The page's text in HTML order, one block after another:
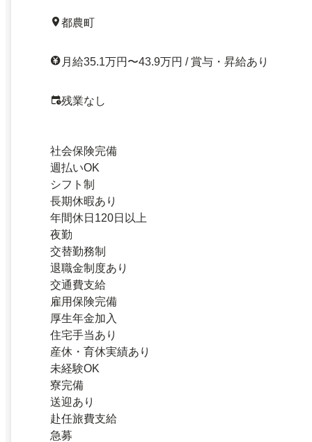
都農町
月給35.1万円〜43.9万円 / 賞与・昇給あり
残業なし
社会保険完備
週払いOK
シフト制
長期休暇あり
年間休日120日以上
夜勤
交替勤務制
退職金制度あり
交通費支給
雇用保険完備
厚生年金加入
住宅手当あり
産休・育休実績あり
未経験OK
寮完備
送迎あり
赴任旅費支給
急募